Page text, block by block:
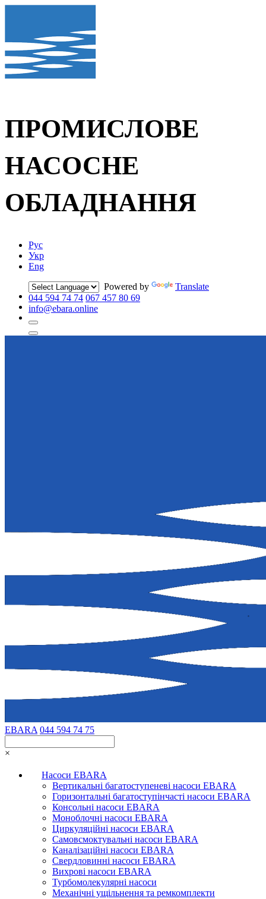
ПРОМИСЛОВЕ
НАСОСНЕ
ОБЛАДНАННЯ
Рус
Укр
Eng
Powered by
Translate
044 594 74 74 067 457 80 69
info@ebara.online
EBARA 044 594 74 75
×
Насоси EBARA
Вертикальні багатоступеневі насоси EBARA
Горизонтальні багатоступінчасті насоси EBARA
Консольні насоси EBARA
Моноблочні насоси EBARA
Циркуляційні насоси EBARA
Самовсмоктувальні насоси EBARA
Каналізаційні насоси EBARA
Свердловинні насоси EBARA
Вихрові насоси EBARA
Турбомолекулярні насоси
Механічні ущільнення та ремкомплекти